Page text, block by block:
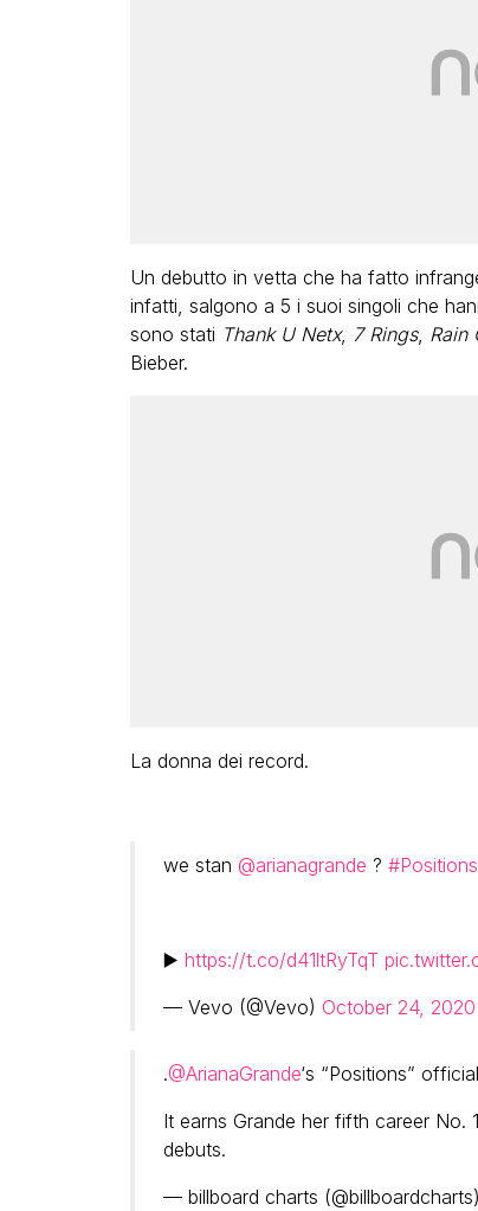
Un debutto in vetta che ha fatto
infatti, salgono a 5 i suoi singoli che
sono stati Thank U Netx, 7 Rings, Rain
Bieber.
La donna dei record.
we stan @arianagrande ? #Positions
▶️ https://t.co/d41ltRyTqT
— Vevo (@Vevo) October 24, 2020
.@ArianaGrande‘s “Positions”
It earns Grande her fifth career No.
debuts.
— billboard charts (@billboardcharts)